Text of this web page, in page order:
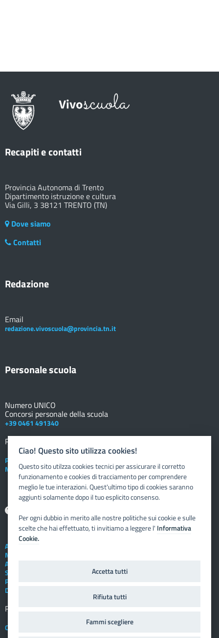
Recapiti e contatti
Provincia Autonoma di Trento
Dipartimento istruzione e cultura
Via Gilli, 3 38121 TRENTO (TN)
Dove siamo
Contatti
Redazione
Email
redazione.vivoscuola@provincia.tn.it
Personale scuola
Numero UNICO
Concorsi personale della scuola
+39 0461 491340
Registro elettronico
Posta elettronica istituzionale
Nuovo sportello dipendente
Assistenza tecnica
Note legali
Albo telematico
Social Media Policy
Privacy
Dichiarazione di accessibilità
Registro elettronico
Crediti
Ciao! Questo sito utilizza cookies!
Questo sito utilzza cookies tecnici per assicurare il corretto
funzionamento e cookies di tracciamento per comprendere
meglio le tue interazioni. Quest'ultimo tipo di cookies saranno
aggiunti solamente dopo il tuo esplicito consenso.
Per ogni dubbio in merito alle nostre politiche sui cookie e sulle
scelte che hai effettuato, ti invitiamo a leggere l' Informativa
Cookie.
Accetta tutti
Rifiuta tutti
Fammi scegliere